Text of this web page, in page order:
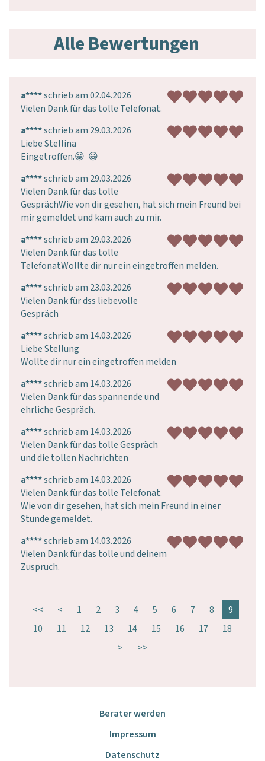
Alle Bewertungen
a****schrieb am 02.04.2026
Vielen Dank für das tolle Telefonat.
a****schrieb am 29.03.2026
Liebe Stellina
Eingetroffen.😀  😀
a****schrieb am 29.03.2026
Vielen Dank für das tolle
GesprächWie von dir gesehen, hat sich mein Freund bei
mir gemeldet und kam auch zu mir.
a****schrieb am 29.03.2026
Vielen Dank für das tolle
TelefonatWollte dir nur ein eingetroffen melden.
a****schrieb am 23.03.2026
Vielen Dank für dss liebevolle
Gespräch
a****schrieb am 14.03.2026
Liebe Stellung
Wollte dir nur ein eingetroffen melden
a****schrieb am 14.03.2026
Vielen Dank für das spannende und
ehrliche Gespräch.
a****schrieb am 14.03.2026
Vielen Dank für das tolle Gespräch
und die tollen Nachrichten
a****schrieb am 14.03.2026
Vielen Dank für das tolle Telefonat.
Wie von dir gesehen, hat sich mein Freund in einer
Stunde gemeldet.
a****schrieb am 14.03.2026
Vielen Dank für das tolle und deinem
Zuspruch.
<< < 1 2 3 4 5 6 7 8
9
10
11 12 13 14 15 16 17
18
>
>>
Berater werden
Impressum
Datenschutz